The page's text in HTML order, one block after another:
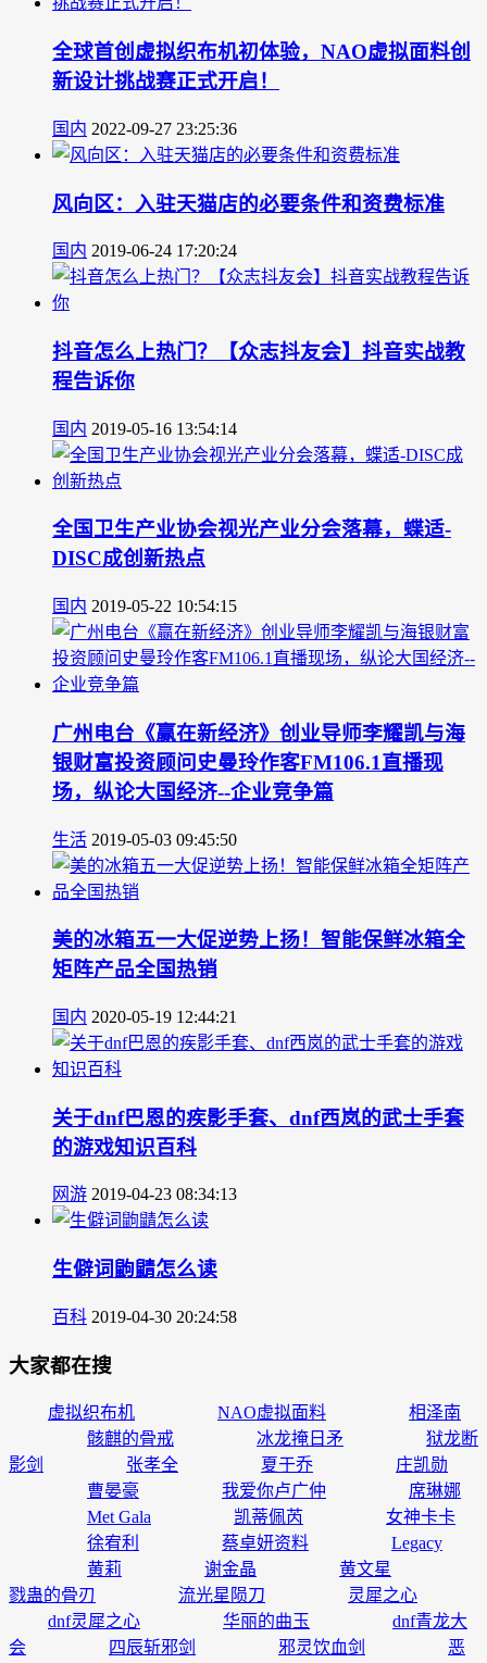
全球首创虚拟织布机初体验，NAO虚拟面料创
新设计挑战赛正式开启！
国内 2022-09-27 23:25:36
风向区：入驻天猫店的必要条件和资费标准
国内 2019-06-24 17:20:24
抖音怎么上热门？【众志抖友会】抖音实战教
程告诉你
国内 2019-05-16 13:54:14
全国卫生产业协会视光产业分会落幕，蝶适-
DISC成创新热点
国内 2019-05-22 10:54:15
广州电台《赢在新经济》创业导师李耀凯与海
银财富投资顾问史曼玲作客FM106.1直播现
场，纵论大国经济--企业竞争篇
生活 2019-05-03 09:45:50
美的冰箱五一大促逆势上扬！智能保鲜冰箱全
矩阵产品全国热销
国内 2020-05-19 12:44:21
关于dnf巴恩的疾影手套、dnf西岚的武士手套
的游戏知识百科
网游 2019-04-23 08:34:13
生僻词鼩鼱怎么读
百科 2019-04-30 20:24:58
大家都在搜
虚拟织布机 NAO虚拟面料
相泽南
骸麒的骨戒
冰龙掩日矛
狱龙断
影剑
张孝全 夏于乔
庄凯勋
曹晏豪
我爱你卢广仲
席琳娜
Met Gala
凯蒂佩芮
女神卡卡
徐宥利
蔡卓妍资料
Legacy
黄莉
谢金晶
黄文星
戮蛊的骨刃
流光星陨刀
灵犀之心
dnf灵犀之心
华丽的曲玉
dnf青龙大
会
四辰斩邪剑 邪灵饮血剑
恶